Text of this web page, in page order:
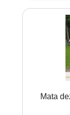
Mata